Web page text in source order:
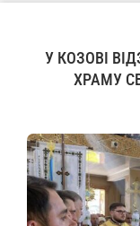
У КОЗОВІ
ХРАМУ